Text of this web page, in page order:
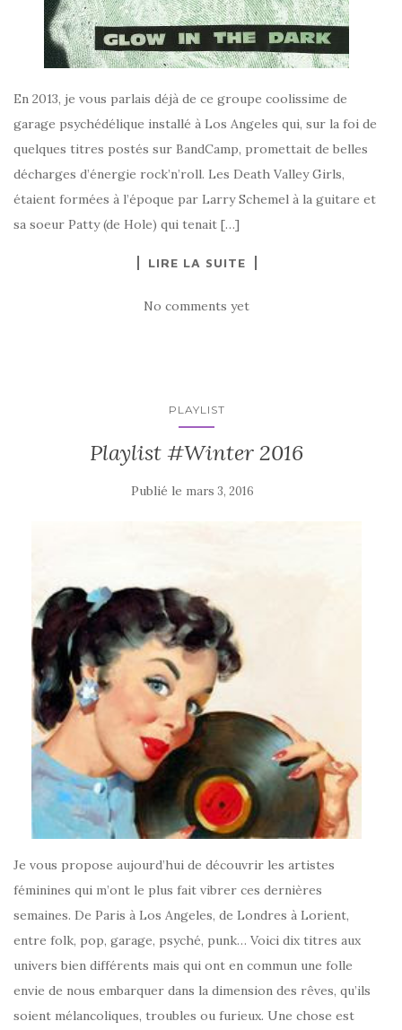
En 2013, je vous parlais déjà de ce groupe coolissime de
garage psychédélique installé à Los Angeles qui, sur la foi de
quelques titres postés sur BandCamp, promettait de belles
décharges d’énergie rock’n’roll. Les Death Valley Girls,
étaient formées à l’époque par Larry Schemel à la guitare et
sa soeur Patty (de Hole) qui tenait […]
LIRE LA SUITE
No comments yet
PLAYLIST
Playlist #Winter 2016
Publié le mars 3, 2016
Je vous propose aujourd’hui de découvrir les artistes
féminines qui m’ont le plus fait vibrer ces dernières
semaines. De Paris à Los Angeles, de Londres à Lorient,
entre folk, pop, garage, psyché, punk… Voici dix titres aux
univers bien différents mais qui ont en commun une folle
envie de nous embarquer dans la dimension des rêves, qu’ils
soient mélancoliques, troubles ou furieux. Une chose est